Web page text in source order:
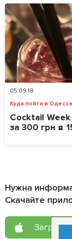
05.09.18
Куда пойти в Одессе
Cocktail
за 300 грн в
Нужна
Скачайте